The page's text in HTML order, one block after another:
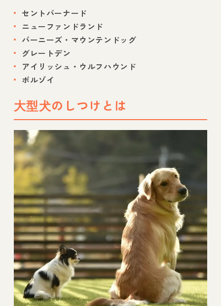
セントバーナード
ニューファンドランド
バーニーズ・マウンテンドッグ
グレートデン
アイリッシュ・ウルフハウンド
ボルゾイ
大型犬のしつけとは